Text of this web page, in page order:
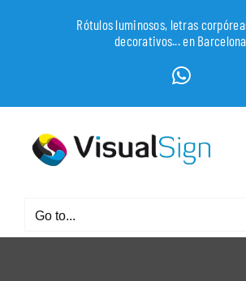
Rótulos luminosos, letras
decorativos... en
Go to...